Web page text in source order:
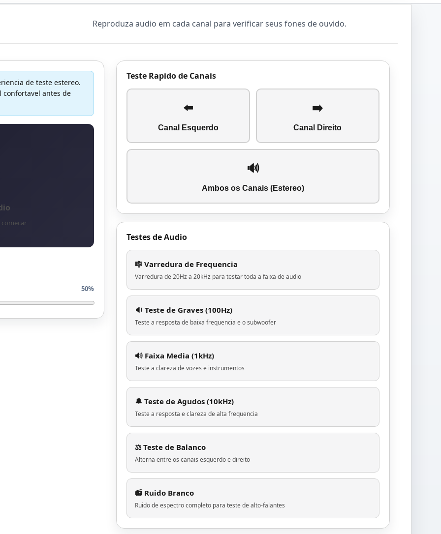
Reproduza audio em cada canal para verificar seus fones de ouvido.
de teste estereo.
confortavel antes de
50%
Teste Rapido de Canais
⬅️
Canal Esquerdo
➡️
Canal Direito
🔊
Ambos os Canais (Estereo)
Testes de Audio
🎼 Varredura de Frequencia
Varredura de 20Hz a 20kHz para testar toda a faixa de audio
🔉 Teste de Graves (100Hz)
Teste a resposta de baixa frequencia e o subwoofer
🔊 Faixa Media (1kHz)
Teste a clareza de vozes e instrumentos
🔔 Teste de Agudos (10kHz)
Teste a resposta e clareza de alta frequencia
⚖️ Teste de Balanco
Alterna entre os canais esquerdo e direito
📻 Ruido Branco
Ruido de espectro completo para teste de alto-falantes